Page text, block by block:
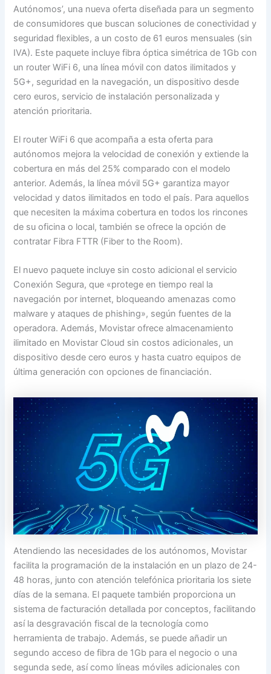
Autónomos’, una nueva oferta diseñada para un segmento
de consumidores que buscan soluciones de conectividad y
seguridad flexibles, a un costo de 61 euros mensuales (sin
IVA). Este paquete incluye fibra óptica simétrica de 1Gb con
un router WiFi 6, una línea móvil con datos ilimitados y
5G+, seguridad en la navegación, un dispositivo desde
cero euros, servicio de instalación personalizada y
atención prioritaria.
El router WiFi 6 que acompaña a esta oferta para
autónomos mejora la velocidad de conexión y extiende la
cobertura en más del 25% comparado con el modelo
anterior. Además, la línea móvil 5G+ garantiza mayor
velocidad y datos ilimitados en todo el país. Para aquellos
que necesiten la máxima cobertura en todos los rincones
de su oficina o local, también se ofrece la opción de
contratar Fibra FTTR (Fiber to the Room).
El nuevo paquete incluye sin costo adicional el servicio
Conexión Segura, que «protege en tiempo real la
navegación por internet, bloqueando amenazas como
malware y ataques de phishing», según fuentes de la
operadora. Además, Movistar ofrece almacenamiento
ilimitado en Movistar Cloud sin costos adicionales, un
dispositivo desde cero euros y hasta cuatro equipos de
última generación con opciones de financiación.
Atendiendo las necesidades de los autónomos, Movistar
facilita la programación de la instalación en un plazo de 24-
48 horas, junto con atención telefónica prioritaria los siete
días de la semana. El paquete también proporciona un
sistema de facturación detallada por conceptos, facilitando
así la desgravación fiscal de la tecnología como
herramienta de trabajo. Además, se puede añadir un
segundo acceso de fibra de 1Gb para el negocio o una
segunda sede, así como líneas móviles adicionales con